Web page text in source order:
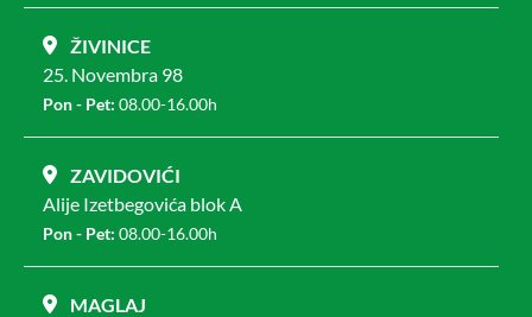
ŽIVINICE
25. Novembra 98
Pon - Pet: 08.00-16.00h
ZAVIDOVIĆI
Alije Izetbegovića blok A
Pon - Pet: 08.00-16.00h
MAGLAJ